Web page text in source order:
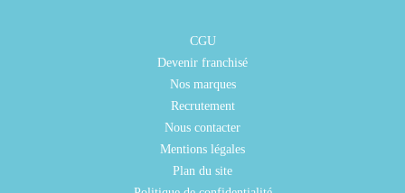
CGU
Devenir franchisé
Nos marques
Recrutement
Nous contacter
Mentions légales
Plan du site